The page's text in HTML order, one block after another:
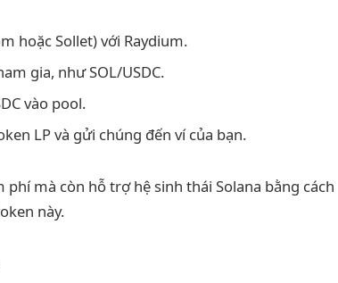
hoặc Sollet) với Raydium.
gia, như SOL/USDC.
vào pool.
LP và gửi chúng đến ví của bạn.
mà còn hỗ trợ hệ sinh thái Solana bằng cách
này.